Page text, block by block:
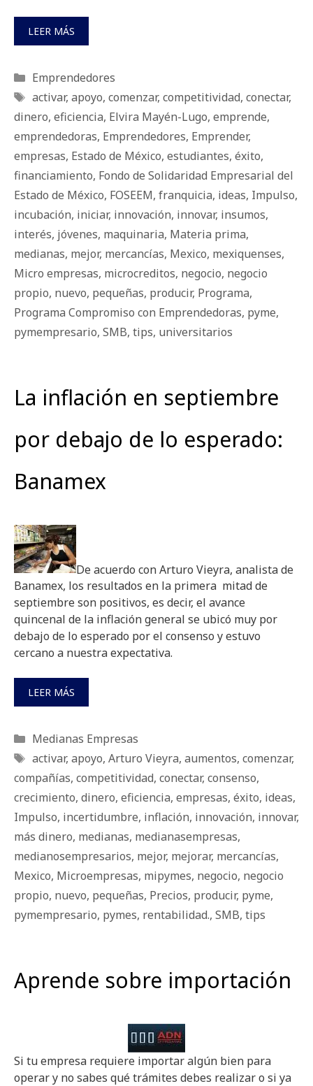
LEER MÁS
Categorías
Emprendedores
Etiquetas
activar, apoyo, comenzar, competitividad, conectar,
dinero, eficiencia, Elvira Mayén-Lugo, emprende,
emprendedoras, Emprendedores, Emprender,
empresas, Estado de México, estudiantes, éxito,
financiamiento, Fondo de Solidaridad Empresarial del
Estado de México, FOSEEM, franquicia, ideas, Impulso,
incubación, iniciar, innovación, innovar, insumos,
interés, jóvenes, maquinaria, Materia prima,
medianas, mejor, mercancías, Mexico, mexiquenses,
Micro empresas, microcreditos, negocio, negocio
propio, nuevo, pequeñas, producir, Programa,
Programa Compromiso con Emprendedoras, pyme,
pymempresario, SMB, tips, universitarios
La inflación en septiembre
por debajo de lo esperado:
Banamex
De acuerdo con Arturo Vieyra, analista de
Banamex, los resultados en la primera mitad de
septiembre son positivos, es decir, el avance
quincenal de la inflación general se ubicó muy por
debajo de lo esperado por el consenso y estuvo
cercano a nuestra expectativa.
LEER MÁS
Categorías
Medianas Empresas
Etiquetas
activar, apoyo, Arturo Vieyra, aumentos, comenzar,
compañías, competitividad, conectar, consenso,
crecimiento, dinero, eficiencia, empresas, éxito, ideas,
Impulso, incertidumbre, inflación, innovación, innovar,
más dinero, medianas, medianasempresas,
medianosempresarios, mejor, mejorar, mercancías,
Mexico, Microempresas, mipymes, negocio, negocio
propio, nuevo, pequeñas, Precios, producir, pyme,
pymempresario, pymes, rentabilidad., SMB, tips
Aprende sobre importación
Si tu empresa requiere importar algún bien para
operar y no sabes qué trámites debes realizar o si ya